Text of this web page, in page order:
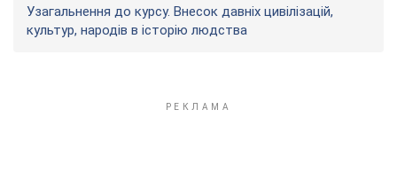
Узагальнення до курсу. Внесок давніх цивілізацій,
культур, народів в історію людства